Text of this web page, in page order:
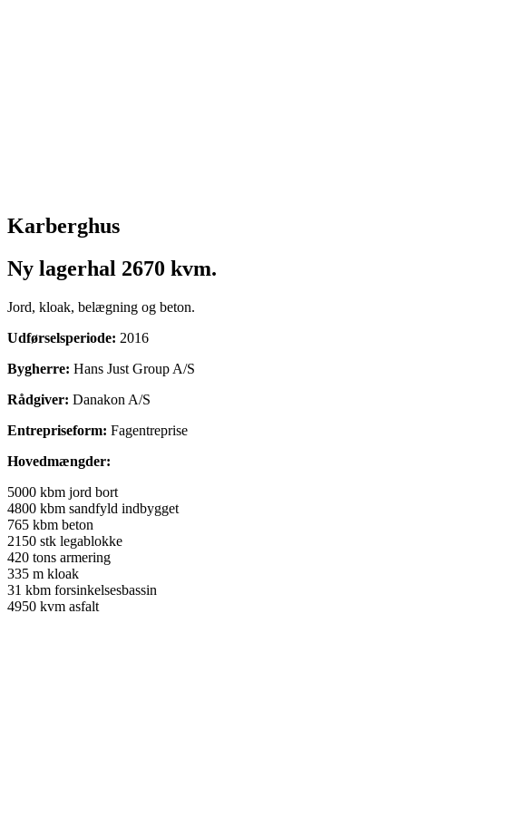
Karberghus
Ny lagerhal 2670 kvm.
Jord, kloak, belægning og beton.
Udførselsperiode: 2016
Bygherre: Hans Just Group A/S
Rådgiver: Danakon A/S
Entrepriseform: Fagentreprise
Hovedmængder:
5000 kbm jord bort
4800 kbm sandfyld indbygget
765 kbm beton
2150 stk legablokke
420 tons armering
335 m kloak
31 kbm forsinkelsesbassin
4950 kvm asfalt